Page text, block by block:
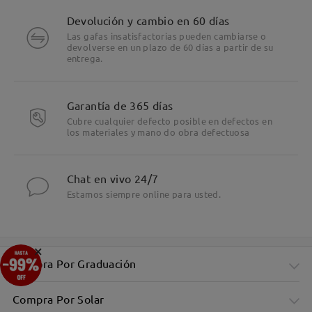
Devolución y cambio en 60 días
Las gafas insatisfactorias pueden cambiarse o
devolverse en un plazo de 60 días a partir de su
entrega.
Garantía de 365 días
Cubre cualquier defecto posible en defectos en
los materiales y mano do obra defectuosa
Chat en vivo 24/7
Estamos siempre online para usted.
Compra Por Graduación
Compra Por Solar
×